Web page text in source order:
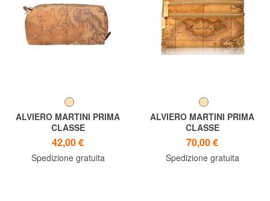
ALVIERO MARTINI PRIMA
CLASSE
GEO CLASSIC Necessaire
42,00 €
Spedizione gratuita
ALVIERO MARTINI PRIMA
CLASSE
Bustina GEO CLASSIC
70,00 €
Spedizione gratuita